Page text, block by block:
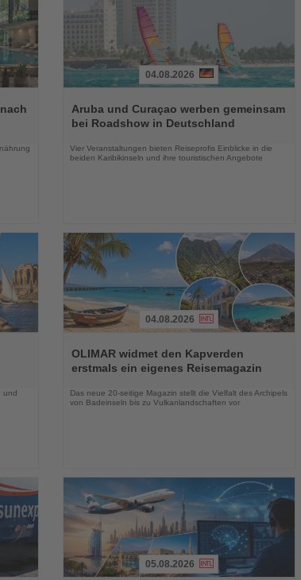
Sie
die
04.08.2026
Aruba und Curaçao werben gemeinsam
bei Roadshow in Deutschland
Vier Veranstaltungen bieten Reiseprofis Einblicke in die
beiden Karibikinseln und ihre touristischen Angebote
und
Sie
die
04.08.2026
OLIMAR widmet den Kapverden
erstmals ein eigenes Reisemagazin
Das neue 20-seitige Magazin stellt die Vielfalt des Archipels
von Badeinseln bis zu Vulkanlandschaften vor
05.08.2026